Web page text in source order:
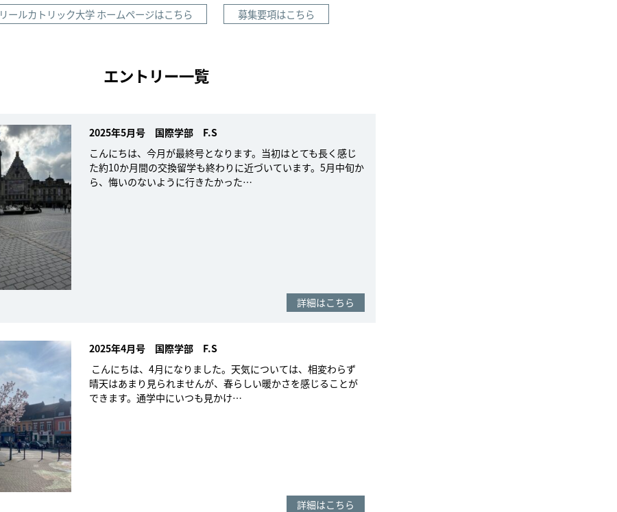
リールカトリック大学 ホームページはこちら 募集要項はこちら
エントリー一覧
2025年5月号 国際学部 F.S
こんにちは、今月が最終号となります。当初はとても長く感じ
た約10か月間の交換留学も終わりに近づいています。5月中旬か
ら、悔いのないように行きたかった…
詳細はこちら
2025年4月号 国際学部 F.S
こんにちは、4月になりました。天気については、相変わらず
晴天はあまり見られませんが、春らしい暖かさを感じることが
できます。通学中にいつも見かけ…
詳細はこちら